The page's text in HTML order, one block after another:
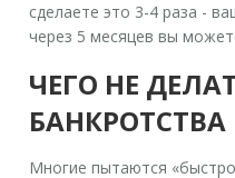
сделаете это 3-4 раза -
через 5 месяцев вы
ЧЕГО НЕ
БАНКРОТСТВА
Многие пытаются